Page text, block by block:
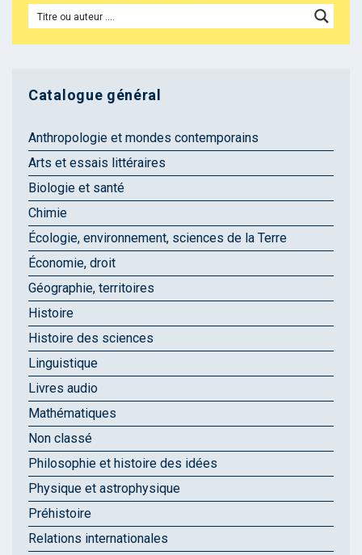
Catalogue général
Anthropologie et mondes contemporains
Arts et essais littéraires
Biologie et santé
Chimie
Écologie, environnement, sciences de la Terre
Économie, droit
Géographie, territoires
Histoire
Histoire des sciences
Linguistique
Livres audio
Mathématiques
Non classé
Philosophie et histoire des idées
Physique et astrophysique
Préhistoire
Relations internationales